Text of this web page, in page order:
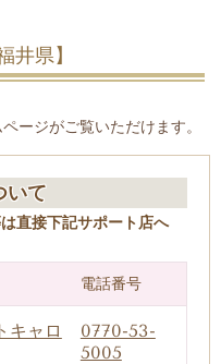
県】
ージがご覧いただけます。
いて
直接下記サポート店へ
電話番号
キャロ
0770-53-
5005